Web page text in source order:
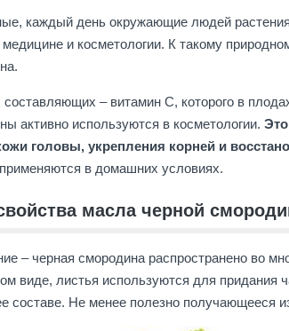
каждый день окружающие людей
и косметологии. К такому
– витамин С, которого в
активно используются в косметологии.
головы, укрепления корней и
в домашних условиях.
масла черной
– черная смородина распространено во
виде, листья используются для
составе. Не менее полезно получающееся